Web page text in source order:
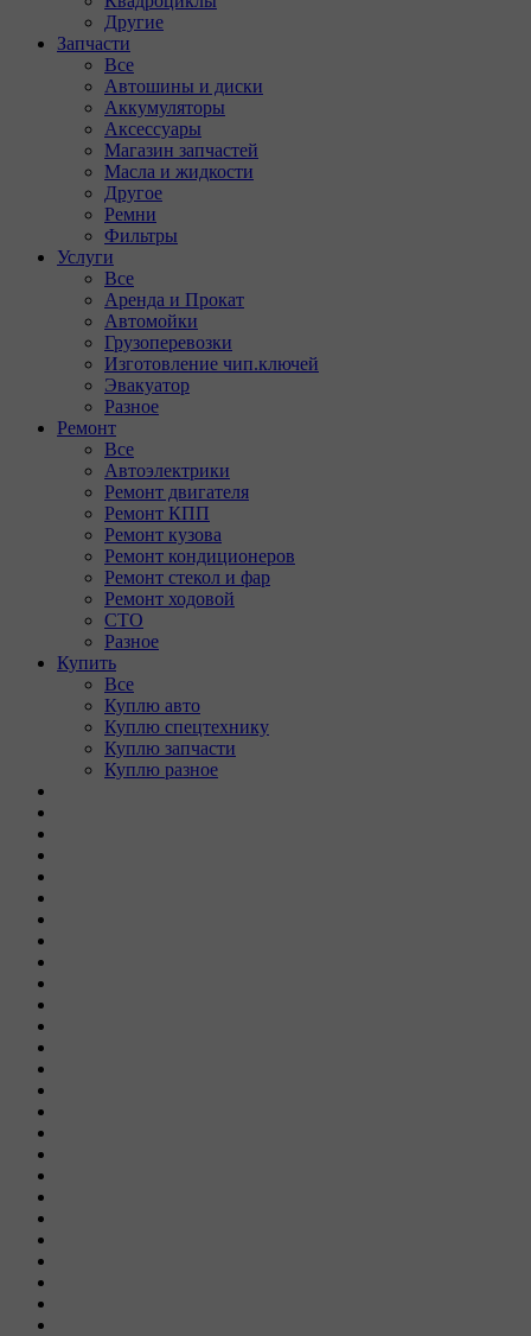
Другие
Запчасти
Все
Автошины и диски
Аккумуляторы
Аксессуары
Магазин запчастей
Масла и жидкости
Другое
Ремни
Фильтры
Услуги
Все
Аренда и Прокат
Автомойки
Грузоперевозки
Изготовление чип.ключей
Эвакуатор
Разное
Ремонт
Все
Автоэлектрики
Ремонт двигателя
Ремонт КПП
Ремонт кузова
Ремонт кондиционеров
Ремонт стекол и фар
Ремонт ходовой
СТО
Разное
Купить
Все
Куплю авто
Куплю спецтехнику
Куплю запчасти
Куплю разное